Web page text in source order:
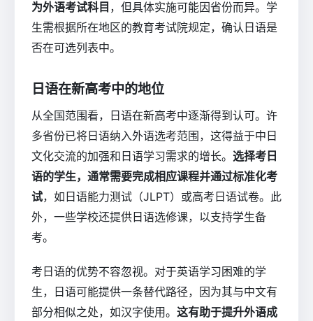
为外语考试科目 ，但具体实施可能因省份而异。学
生需根据所在地区的教育考试院规定，确认日语是
否在可选列表中。
日语在新高考中的地位
从全国范围看，日语在新高考中逐渐得到认可。许
多省份已将日语纳入外语选考范围，这得益于中日
文化交流的加强和日语学习需求的增长。 选择考日
语的学生，通常需要完成相应课程并通过标准化考
试，如日语能力测试（JLPT）或高考日语试卷。此
外，一些学校还提供日语选修课，以支持学生备
考。
考日语的优势不容忽视。对于英语学习困难的学
生，日语可能提供一条替代路径，因为其与中文有
部分相似之处，如汉字使用。 这有助于提升外语成